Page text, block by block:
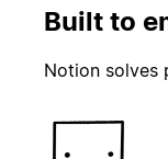
Built to
Notion solves